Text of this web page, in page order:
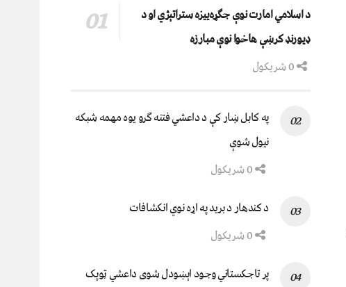
د اسلامي امارت نوې جګړه‌ییزه ستراتېژي او د
ډیورنډ کرښې هاخوا نوې مبارزه
په کابل ښار کې د داعشي فتنه ګرو يوه مهمه شبکه
نيول شوې
د کندهار د برید په اړه نوي انکشافات
پر تاجکستاني وجود اېښودل شوی داعشي ټوپک